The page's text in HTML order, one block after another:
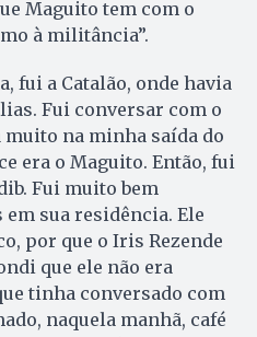
Maguito tem com o
à militância”.
fui a Catalão, onde havia
Fui conversar com o
na minha saída do
era o Maguito. Então, fui
Fui muito bem
sua residência. Ele
por que o Iris Rezende
que ele não era
tinha conversado com
naquela manhã, café